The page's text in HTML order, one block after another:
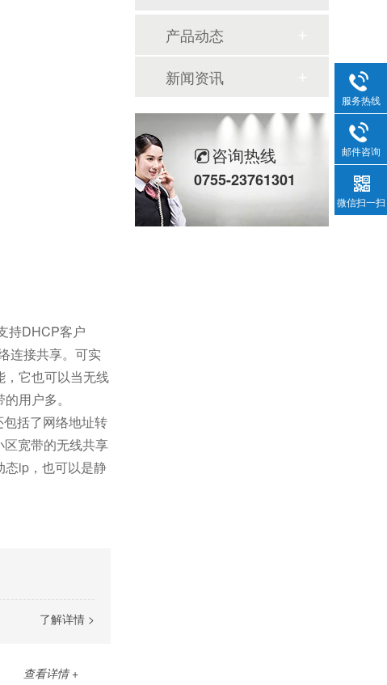
持DHCP客户
连接共享。可实
，它也可以当无线
用户多。
括了网络地址转
宽带的无线共享
态ip，也可以是静
了解详情 >
查看详情 +
产品动态
新闻资讯
咨询热线
0755-23761301
服务热线
邮件咨询
微信扫一扫